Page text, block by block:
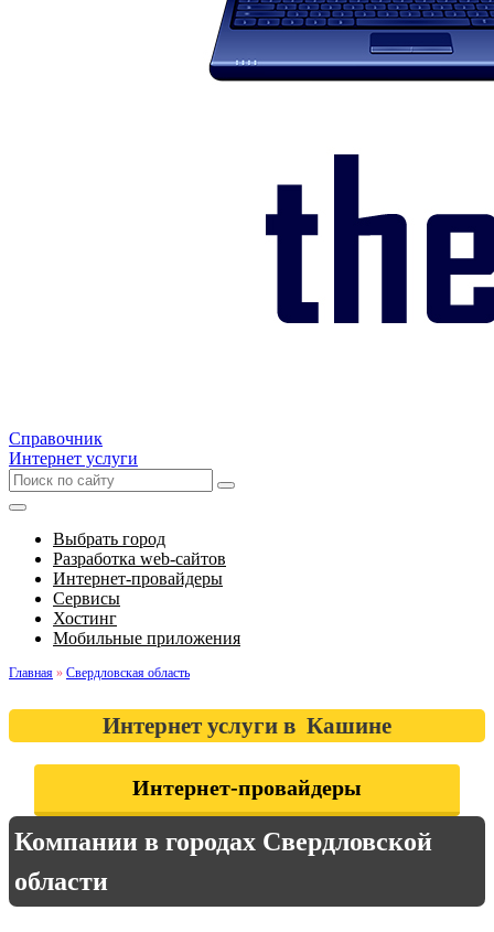
Справочник
Интернет услуги
Выбрать город
Разработка web-сайтов
Интернет-провайдеры
Сервисы
Хостинг
Мобильные приложения
Главная » Свердловская область
Интернет услуги в Кашине
Интернет-провайдеры
Компании в городах Свердловской
области